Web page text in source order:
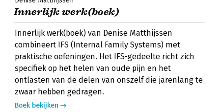
Innerlijk werk(boek)
Innerlijk werk(boek) van Denise Matthijssen
combineert IFS (Internal Family Systems) met
praktische oefeningen. Het IFS-gedeelte richt zich
specifiek op het helen van oude pijn en het
ontlasten van de delen van onszelf die jarenlang te
zwaar hebben gedragen.
Boek bekijken